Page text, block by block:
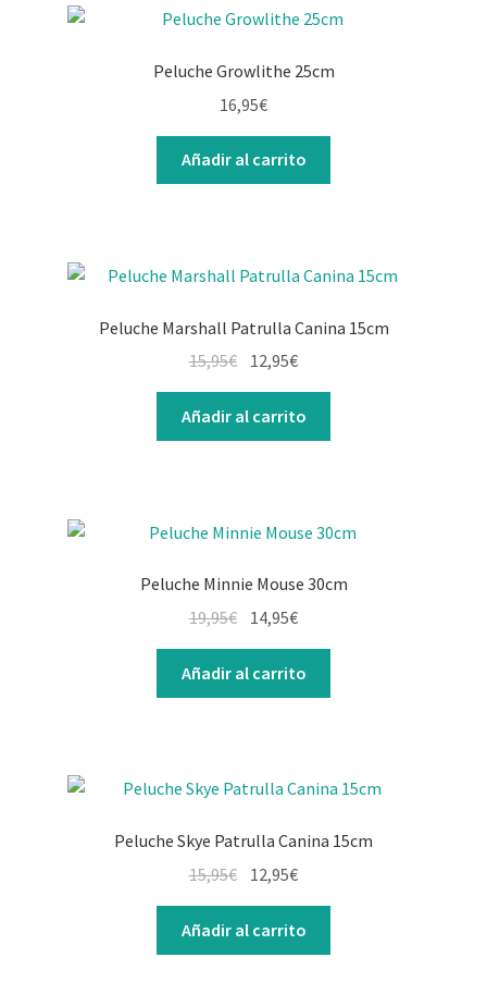
Peluche Growlithe 25cm
16,95€
Añadir al carrito
Peluche Marshall Patrulla Canina 15cm
15,95€ 12,95€
Añadir al carrito
Peluche Minnie Mouse 30cm
19,95€ 14,95€
Añadir al carrito
Peluche Skye Patrulla Canina 15cm
15,95€ 12,95€
Añadir al carrito